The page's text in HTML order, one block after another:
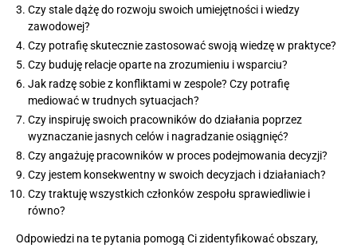
Czy stale dążę do rozwoju swoich umiejętności i wiedzy
zawodowej?
Czy potrafię skutecznie zastosować swoją wiedzę w praktyce?
Czy buduję relacje oparte na zrozumieniu i wsparciu?
Jak radzę sobie z konfliktami w zespole? Czy potrafię
mediować w trudnych sytuacjach?
Czy inspiruję swoich pracowników do działania poprzez
wyznaczanie jasnych celów i nagradzanie osiągnięć?
Czy angażuję pracowników w proces podejmowania decyzji?
Czy jestem konsekwentny w swoich decyzjach i działaniach?
Czy traktuję wszystkich członków zespołu sprawiedliwie i
równo?
Odpowiedzi na te pytania pomogą Ci zidentyfikować obszary,